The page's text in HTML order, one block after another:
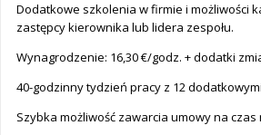
Dodatkowe szkolenia w firmie i możliwości
zastępcy kierownika lub lidera zespołu.
Wynagrodzenie: 16,30 €/godz. + dodatki
40-godzinny tydzień pracy z 12
Szybka możliwość zawarcia umowy na